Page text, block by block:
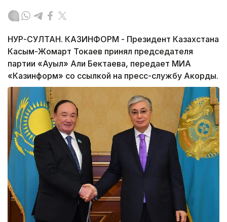
НУР-СУЛТАН. КАЗИНФОРМ - Президент Казахстана
Касым-Жомарт Токаев принял председателя
партии «Ауыл» Али Бектаева, передает МИА
«Казинформ» со ссылкой на пресс-службу Акорды.